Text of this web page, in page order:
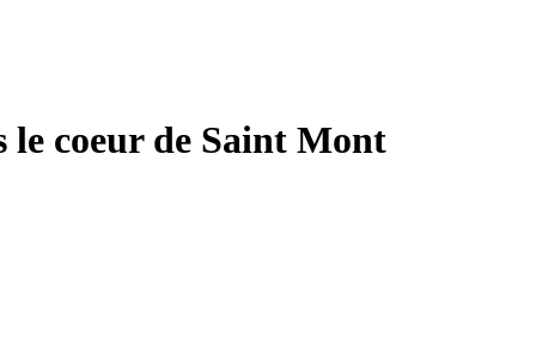
le coeur de Saint Mont